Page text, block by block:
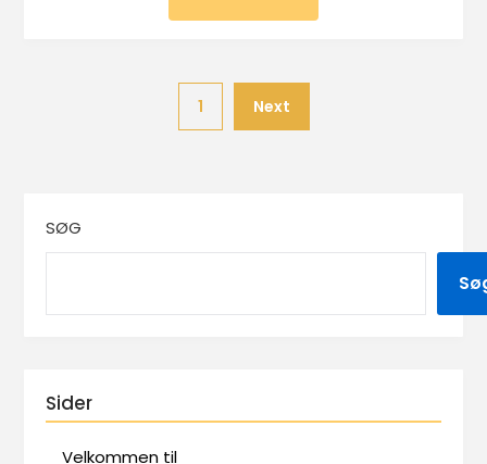
1 Next
SØG
Sider
Velkommen til